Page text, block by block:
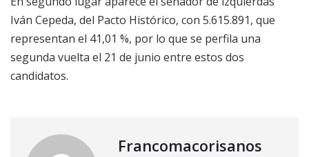
Iván Cepeda, del Pacto Histórico, con 5.615.891, que
representan el 41,01 %, por lo que se perfila una
segunda vuelta el 21 de junio entre estos dos
candidatos.
Francomacorisanos